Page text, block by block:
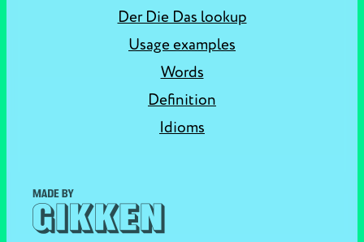
Der Die Das lookup
Usage examples
Words
Definition
Idioms